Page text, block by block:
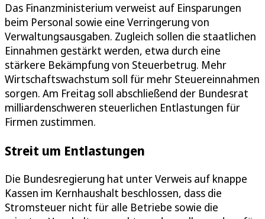
Das Finanzministerium verweist auf Einsparungen
beim Personal sowie eine Verringerung von
Verwaltungsausgaben. Zugleich sollen die staatlichen
Einnahmen gestärkt werden, etwa durch eine
stärkere Bekämpfung von Steuerbetrug. Mehr
Wirtschaftswachstum soll für mehr Steuereinnahmen
sorgen. Am Freitag soll abschließend der Bundesrat
milliardenschweren steuerlichen Entlastungen für
Firmen zustimmen.
Streit um Entlastungen
Die Bundesregierung hat unter Verweis auf knappe
Kassen im Kernhaushalt beschlossen, dass die
Stromsteuer nicht für alle Betriebe sowie die